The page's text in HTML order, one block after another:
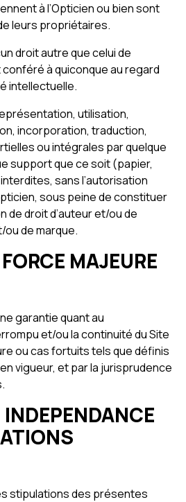
à l’Opticien ou bien sont
leurs propriétaires.
droit autre que celui de
conféré à quiconque au regard
intellectuelle.
utilisation,
incorporation, traduction,
ou intégrales par quelque
support que ce soit (papier,
sans l’autorisation
sous peine de constituer
de droit d’auteur et/ou de
de marque.
MAJEURE
garantie quant au
et/ou la continuité du Site
ou cas fortuits tels que définis
vigueur, et par la jurisprudence
stipulations des présentes